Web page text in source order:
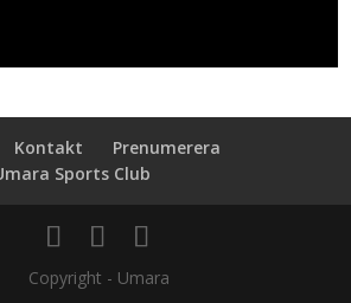
Kontakt
Prenumerera
Sports Club